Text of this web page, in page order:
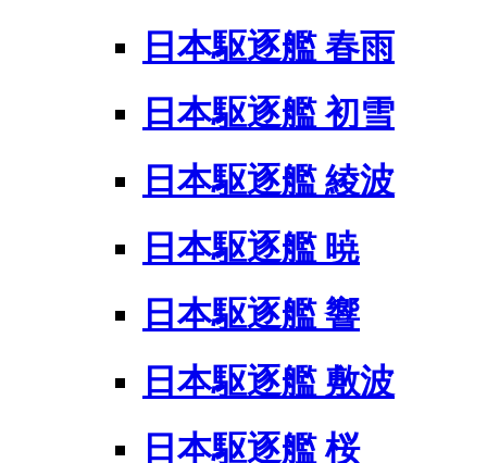
日本駆逐艦 春雨
日本駆逐艦 初雪
日本駆逐艦 綾波
日本駆逐艦 暁
日本駆逐艦 響
日本駆逐艦 敷波
日本駆逐艦 桜